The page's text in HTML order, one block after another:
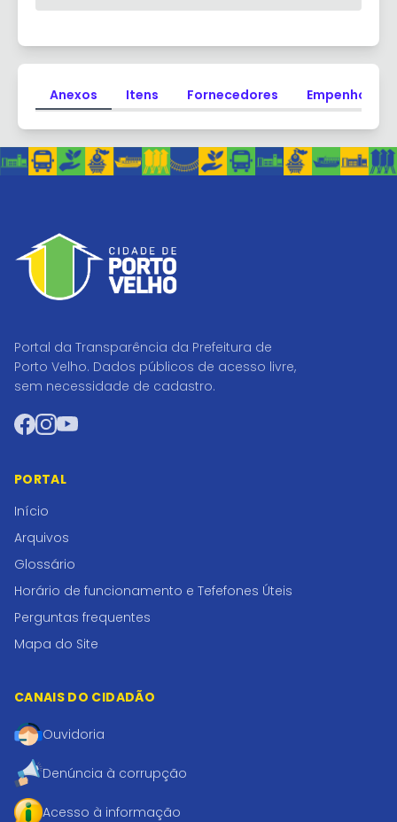
Anexos Itens Fornecedores Empenhos
Portal da Transparência da Prefeitura de
Porto Velho. Dados públicos de acesso livre,
sem necessidade de cadastro.
Facebook
Instagram
YouTube
PORTAL
Início
Arquivos
Glossário
Horário de funcionamento e Tefefones Úteis
Perguntas frequentes
Mapa do Site
CANAIS DO CIDADÃO
Ouvidoria
Denúncia à corrupção
Acesso à informação